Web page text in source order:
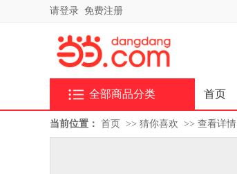
请登录 免费注册
全部商品分类 首页
当前位置： 首页 >> 猜你喜欢 >> 查看详情